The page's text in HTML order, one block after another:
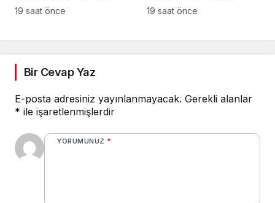
alana moloz dökülüyor!
19 saat önce
kararların alınması
19 saat önce
Bir Cevap Yaz
E-posta adresiniz yayınlanmayacak. Gerekli alanlar
* ile işaretlenmişlerdir
YORUMUNUZ *